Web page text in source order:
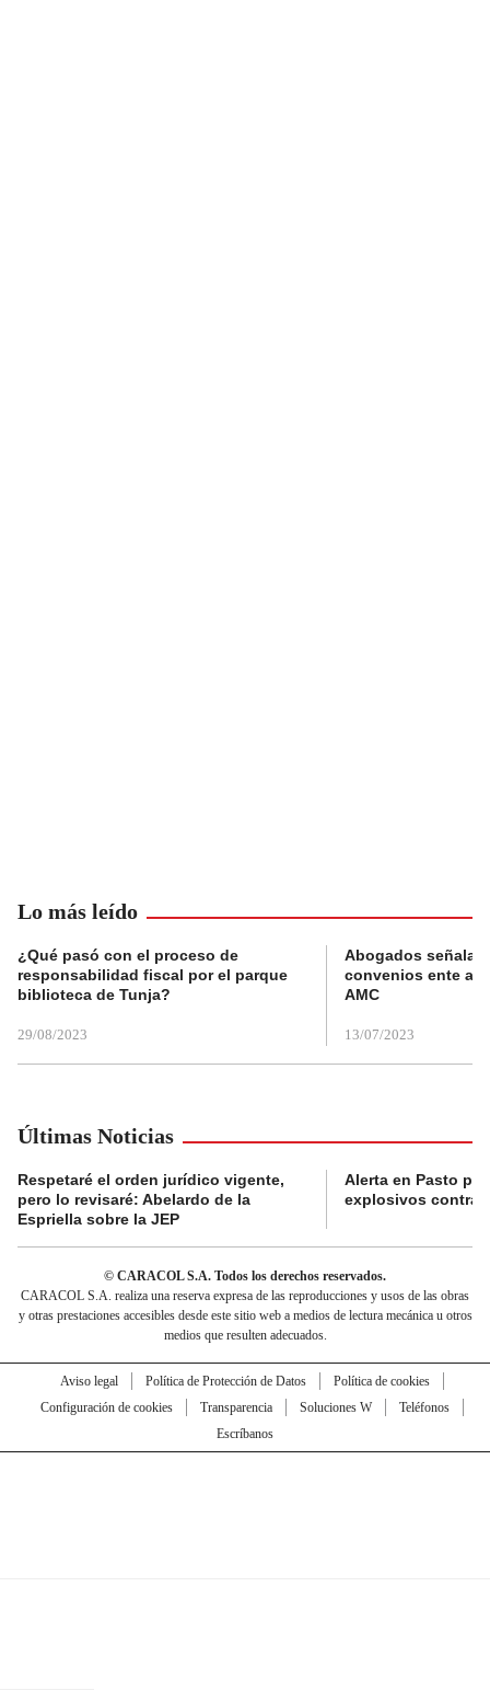
Lo más leído
¿Qué pasó con el proceso de
responsabilidad fiscal por el parque
biblioteca de Tunja?
29/08/2023
Abogados
convenios ente
AMC
13/07/2023
Últimas Noticias
Respetaré el orden jurídico vigente,
pero lo revisaré: Abelardo de la
Espriella sobre la JEP
Alerta en Pasto
explosivos contra
© CARACOL S.A. Todos los derechos reservados.
CARACOL S.A. realiza una reserva expresa de las reproducciones y usos de las obras
y otras prestaciones accesibles desde este sitio web a medios de lectura mecánica u otros
medios que resulten adecuados.
Aviso legal Política de Protección de Datos
Política de cookies
Configuración de cookies
Transparencia Soluciones W
Teléfonos
Escríbanos